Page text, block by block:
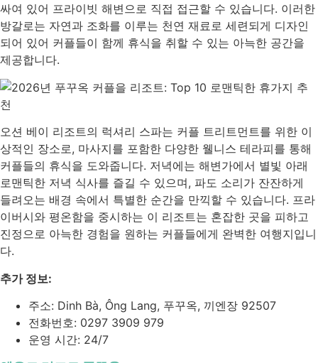
싸여 있어 프라이빗 해변으로 직접 접근할 수 있습니다. 이러한
방갈로는 자연과 조화를 이루는 천연 재료로 세련되게 디자인
되어 있어 커플들이 함께 휴식을 취할 수 있는 아늑한 공간을
제공합니다.
오션 베이 리조트의 럭셔리 스파는 커플 트리트먼트를 위한 이
상적인 장소로, 마사지를 포함한 다양한 웰니스 테라피를 통해
커플들의 휴식을 도와줍니다. 저녁에는 해변가에서 별빛 아래
로맨틱한 저녁 식사를 즐길 수 있으며, 파도 소리가 잔잔하게
들려오는 배경 속에서 특별한 순간을 만끽할 수 있습니다. 프라
이버시와 평온함을 중시하는 이 리조트는 혼잡한 곳을 피하고
진정으로 아늑한 경험을 원하는 커플들에게 완벽한 여행지입니
다.
추가 정보:
주소: Dinh Bà, Ông Lang, 푸꾸옥, 끼엔장 92507
전화번호: 0297 3909 979
운영 시간: 24/7